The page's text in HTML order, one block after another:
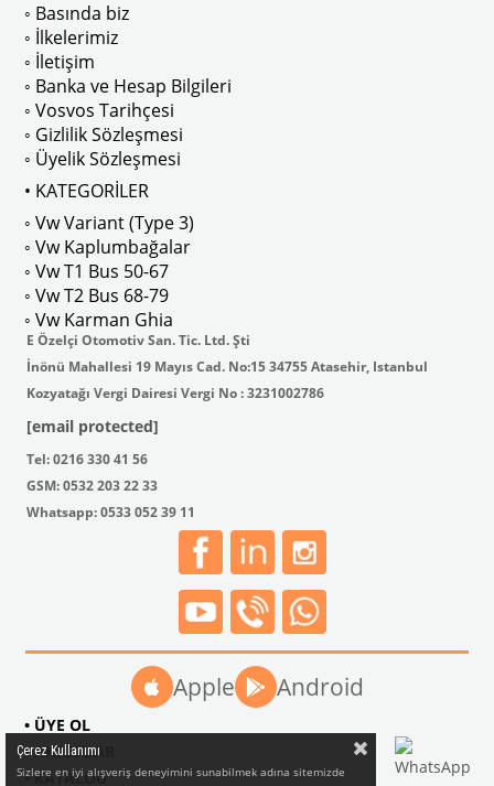
isteyenler için tercih edilir.
: AC711500 / 80500
◦ Basında biz
◦ İlkelerimiz
◦ İletişim
◦ Banka ve Hesap Bilgileri
◦ Vosvos Tarihçesi
◦ Gizlilik Sözleşmesi
◦ Üyelik Sözleşmesi
• KATEGORİLER
◦ Vw Variant (Type 3)
◦ Vw Kaplumbağalar
◦ Vw T1 Bus 50-67
◦ Vw T2 Bus 68-79
◦ Vw Karman Ghia
E Özelçi Otomotiv San. Tic. Ltd. Şti
İnönü Mahallesi 19 Mayıs Cad. No:15 34755 Atasehir, Istanbul
Kozyatağı Vergi Dairesi Vergi No : 3231002786
[email protected]
Tel: 0216 330 41 56
GSM: 0532 203 22 33
Whatsapp: 0533 052 39 11
Apple Android
• ÜYE OL
• AKSESUAR
• KATALOG
Çerez Kullanımı
Sizlere en iyi alışveriş deneyimini sunabilmek adına sitemizde